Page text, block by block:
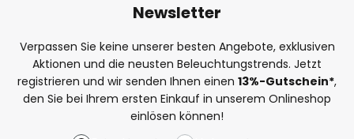
Newsletter
Verpassen Sie keine unserer besten Angebote, exklusiven
Aktionen und die neusten Beleuchtungstrends. Jetzt
registrieren und wir senden Ihnen einen 13%-Gutschein*,
den Sie bei Ihrem ersten Einkauf in unserem Onlineshop
einlösen können!